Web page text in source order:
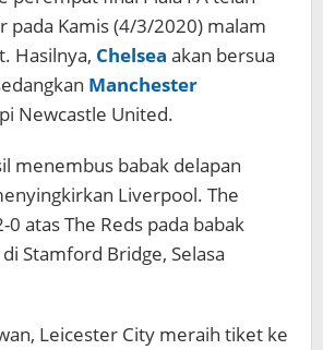
pada Kamis (4/3/2020) malam
Hasilnya, Chelsea akan bersua
Manchester
Newcastle United.
menembus babak delapan
Liverpool. The
0 atas The Reds pada babak
Stamford Bridge, Selasa
Leicester City meraih tiket ke